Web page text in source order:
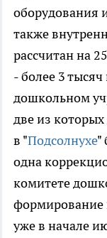
оборудования
также
рассчитан на
- более 3
дошкольном
две из
в "Подсолнухе"
одна
комитете
формирование
уже в начале